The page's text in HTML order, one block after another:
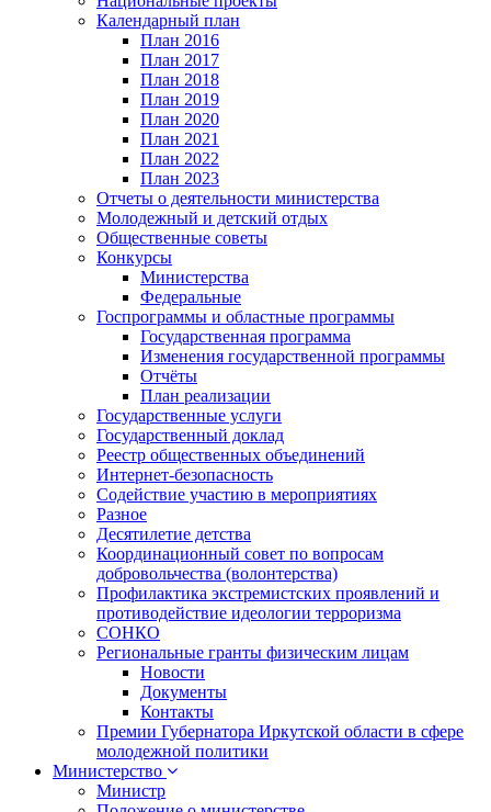
Календарный план
План 2016
План 2017
План 2018
План 2019
План 2020
План 2021
План 2022
План 2023
Отчеты о деятельности министерства
Молодежный и детский отдых
Общественные советы
Конкурсы
Министерства
Федеральные
Госпрограммы и областные программы
Государственная программа
Изменения государственной программы
Отчёты
План реализации
Государственные услуги
Государственный доклад
Реестр общественных объединений
Интернет-безопасность
Содействие участию в мероприятиях
Разное
Десятилетие детства
Координационный совет по вопросам
добровольчества (волонтерства)
Профилактика экстремистских проявлений и
противодействие идеологии терроризма
СОНКО
Региональные гранты физическим лицам
Новости
Документы
Контакты
Премии Губернатора Иркутской области в сфере
молодежной политики
Министерство
Министр